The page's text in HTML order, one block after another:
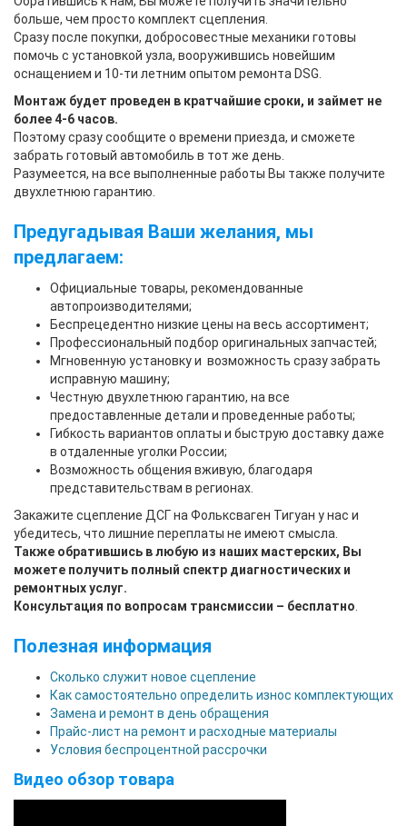
больше, чем просто комплект сцепления.
Сразу после покупки, добросовестные механики готовы
помочь с установкой узла, вооружившись новейшим
оснащением и 10-ти летним опытом ремонта DSG.
Монтаж будет проведен в кратчайшие сроки, и займет не
более 4-6 часов.
Поэтому сразу сообщите о времени приезда, и сможете
забрать готовый автомобиль в тот же день.
Разумеется, на все выполненные работы Вы также получите
двухлетнюю гарантию.
Предугадывая Ваши желания, мы
предлагаем:
Официальные товары, рекомендованные
автопроизводителями;
Беспрецедентно низкие цены на весь ассортимент;
Профессиональный подбор оригинальных запчастей;
Мгновенную установку и возможность сразу забрать
исправную машину;
Честную двухлетнюю гарантию, на все
предоставленные детали и проведенные работы;
Гибкость вариантов оплаты и быструю доставку даже
в отдаленные уголки России;
Возможность общения вживую, благодаря
представительствам в регионах.
Закажите сцепление ДСГ на Фольксваген Тигуан у нас и
убедитесь, что лишние переплаты не имеют смысла.
Также обратившись в любую из наших мастерских, Вы
можете получить полный спектр диагностических и
ремонтных услуг.
Консультация по вопросам трансмиссии – бесплатно
Полезная информация
Сколько служит новое сцепление
Как самостоятельно определить износ комплектующих
Замена и ремонт в день обращения
Прайс-лист на ремонт и расходные материалы
Условия беспроцентной рассрочки
Видео обзор товара